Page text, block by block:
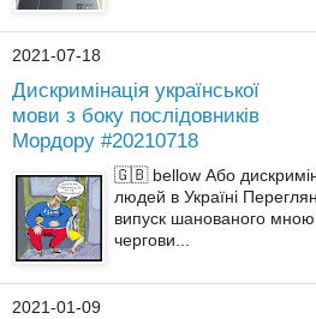
2021-07-18
Дискримінація української
мови з боку послідовників
Мордору #20210718
🇬🇧 bellow Або
людей в Україні
випуск шанованого
чергови...
2021-01-09